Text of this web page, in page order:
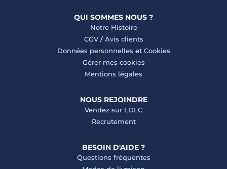
QUI SOMMES NOUS ?
Notre Histoire
CGV/ Avis clients
Données personnelles et Cookies
Gérer mes cookies
Mentions légales
NOUS REJOINDRE
Vendez sur LDLC
Recrutement
BESOIN D'AIDE ?
Questions fréquentes